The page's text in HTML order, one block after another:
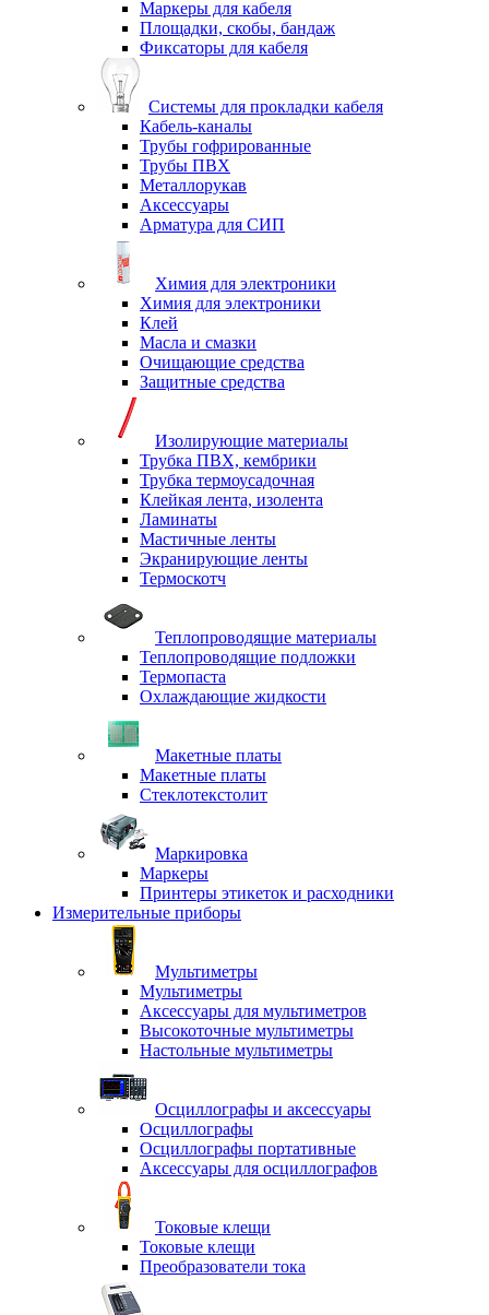
Маркеры для кабеля
Площадки, скобы, бандаж
Фиксаторы для кабеля
Системы для прокладки кабеля
Кабель-каналы
Трубы гофрированные
Трубы ПВХ
Металлорукав
Аксессуары
Арматура для СИП
Химия для электроники
Химия для электроники
Клей
Масла и смазки
Очищающие средства
Защитные средства
Изолирующие материалы
Трубка ПВХ, кембрики
Трубка термоусадочная
Клейкая лента, изолента
Ламинаты
Мастичные ленты
Экранирующие ленты
Термоскотч
Теплопроводящие материалы
Теплопроводящие подложки
Термопаста
Охлаждающие жидкости
Макетные платы
Макетные платы
Стеклотекстолит
Маркировка
Маркеры
Принтеры этикеток и расходники
Измерительные приборы
Мультиметры
Мультиметры
Аксессуары для мультиметров
Высокоточные мультиметры
Настольные мультиметры
Осциллографы и аксессуары
Осциллографы
Осциллографы портативные
Аксессуары для осциллографов
Токовые клещи
Токовые клещи
Преобразователи тока